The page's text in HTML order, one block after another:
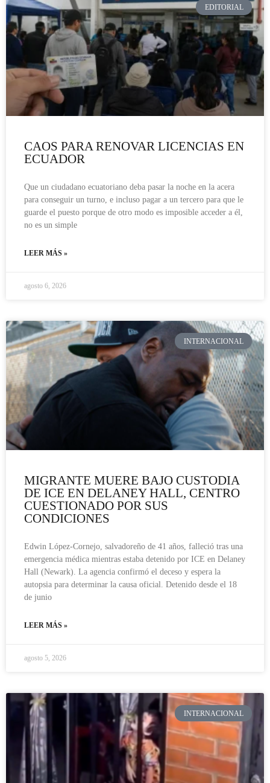
EDITORIAL
CAOS PARA RENOVAR LICENCIAS EN
ECUADOR
Que un ciudadano ecuatoriano deba pasar la noche en la acera
para conseguir un turno, e incluso pagar a un tercero para que le
guarde el puesto porque de otro modo es imposible acceder a él,
no es un simple
LEER MÁS »
agosto 6, 2026
INTERNACIONAL
MIGRANTE MUERE BAJO CUSTODIA
DE ICE EN DELANEY HALL, CENTRO
CUESTIONADO POR SUS
CONDICIONES
Edwin López-Cornejo, salvadoreño de 41 años, falleció tras una
emergencia médica mientras estaba detenido por ICE en Delaney
Hall (Newark). La agencia confirmó el deceso y espera la
autopsia para determinar la causa oficial. Detenido desde el 18
de junio
LEER MÁS »
agosto 5, 2026
INTERNACIONAL